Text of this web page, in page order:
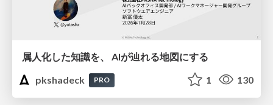
属人化した知識を、 AIが辿れる地図にする
pkshadeck
PRO 1 130